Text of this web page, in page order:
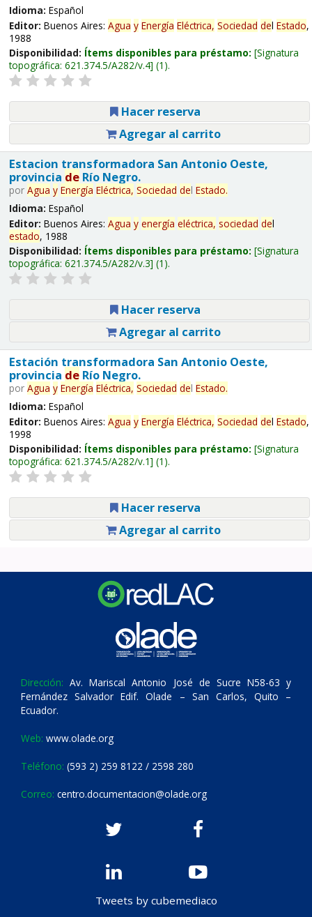
Idioma: Español
Editor: Buenos Aires: Agua y Energía Eléctrica, Sociedad del Estado,
1988
Disponibilidad: Ítems disponibles para préstamo: Signatura
topográfica: 621.374.5/A282/v.4 (1).
Hacer reserva
Agregar al carrito
Estacion transformadora San Antonio Oeste,
provincia deRío Negro.
por Agua y Energía Eléctrica, Sociedad del Estado.
Idioma: Español
Editor: Buenos Aires: Agua y energía eléctrica, sociedad del
estado, 1988
Disponibilidad: Ítems disponibles para préstamo: Signatura
topográfica: 621.374.5/A282/v.3 (1).
Hacer reserva
Agregar al carrito
Estación transformadora San Antonio Oeste,
provincia deRío Negro.
por Agua y Energía Eléctrica, Sociedad del Estado.
Idioma: Español
Editor: Buenos Aires: Agua y Energía Eléctrica, Sociedad del Estado,
1998
Disponibilidad: Ítems disponibles para préstamo: Signatura
topográfica: 621.374.5/A282/v.1 (1).
Hacer reserva
Agregar al carrito
Dirección: Av. Mariscal Antonio José de Sucre N58-63 y
Fernández Salvador Edif. Olade – San Carlos, Quito –
Ecuador.
Web: www.olade.org
Teléfono: (593 2) 259 8122 / 2598 280
Correo: centro.documentacion@olade.org
Tweets by cubemediaco